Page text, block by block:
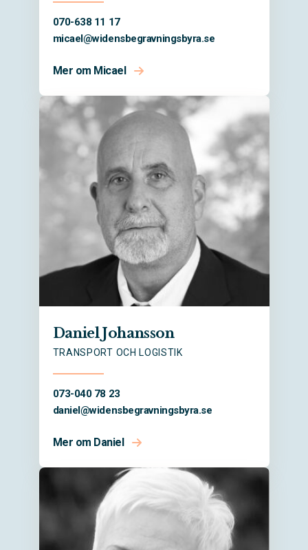
070-638 11 17
micael@widensbegravningsbyra.se
Mer om Micael
Daniel Johansson
TRANSPORT OCH LOGISTIK
073-040 78 23
daniel@widensbegravningsbyra.se
Mer om Daniel